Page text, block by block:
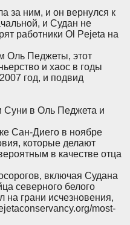
за ним, и он вернулся к
и Судан не
работники Ol Pejeta на
Оль Педжеты, этот
и хаос в годы
год, и подвид
Суни в Оль Педжета и
Сан-Диего в ноябре
которые делают
в качестве отца
включая Судана
северного белого
на грани исчезновения,
most-